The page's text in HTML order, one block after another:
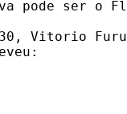
pode ser o
Vitorio